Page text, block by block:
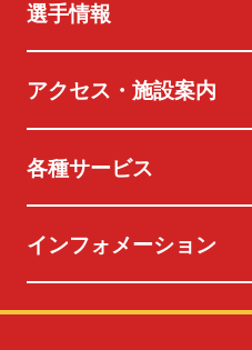
選手情報
アクセス・施設案内
各種サービス
インフォメーション